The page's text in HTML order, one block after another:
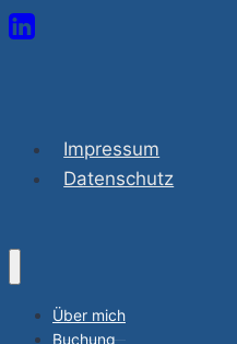
Impressum
Datenschutz
Über mich
Buchung